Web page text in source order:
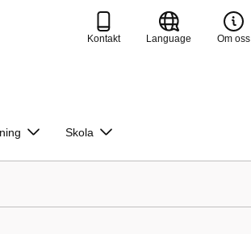
Kontakt Language Om oss
Skola